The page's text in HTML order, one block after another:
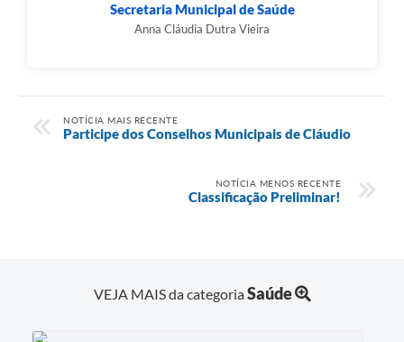
Secretaria Municipal de Saúde
Anna Cláudia Dutra Vieira
NOTÍCIA MAIS RECENTE
Participe dos Conselhos Municipais de Cláudio
NOTÍCIA MENOS RECENTE
Classificação Preliminar!
VEJA MAIS da categoriaSaúde